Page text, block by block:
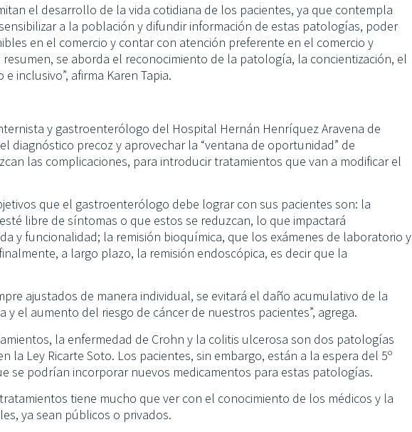
el desarrollo de la vida cotidiana de los pacientes, ya que contempla
a la población y difundir información de estas patologías, poder
en el comercio y contar con atención preferente en el comercio y
se aborda el reconocimiento de la patología, la concientización, el
inclusivo”, afirma Karen Tapia.
y gastroenterólogo del Hospital Hernán Henríquez Aravena de
diagnóstico precoz y aprovechar la “ventana de oportunidad” de
las complicaciones, para introducir tratamientos que van a modificar el
que el gastroenterólogo debe lograr con sus pacientes son: la
libre de síntomas o que estos se reduzcan, lo que impactará
y funcionalidad; la remisión bioquímica, que los exámenes de laboratorio y
a largo plazo, la remisión endoscópica, es decir que la
ajustados de manera individual, se evitará el daño acumulativo de la
y el aumento del riesgo de cáncer de nuestros pacientes”, agrega.
la enfermedad de Crohn y la colitis ulcerosa son dos patologías
la Ley Ricarte Soto. Los pacientes, sin embargo, están a la espera del 5º
se podrían incorporar nuevos medicamentos para estas patologías.
tiene mucho que ver con el conocimiento de los médicos y la
ya sean públicos o privados.